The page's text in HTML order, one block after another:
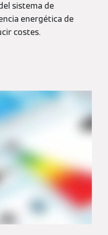
sistema de
energética de
costes.